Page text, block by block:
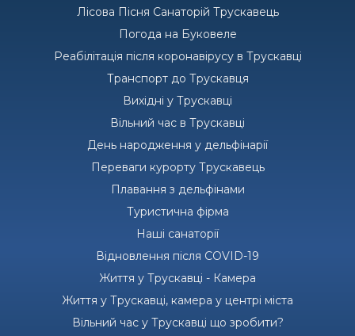
Лісова Пісня Санаторій Трускавець
Погода на Буковеле
Реабілітація після коронавірусу в Трускавці
Транспорт до Трускавця
Вихідні у Трускавці
Вільний час в Трускавці
День народження у дельфінарії
Переваги курорту Трускавець
Плавання з дельфінами
Туристична фірма
Наші санаторії
Відновлення після COVID-19
Життя у Трускавці - Камера
Життя у Трускавці, камера у центрі міста
Вільний час у Трускавці що зробити?